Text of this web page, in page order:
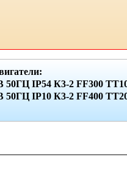
IР54 К3-2 FF300 ТТ10
IР10 К3-2 FF400 ТТ20